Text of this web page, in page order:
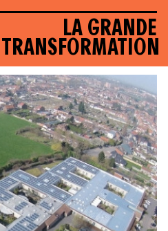
LA GRANDE
TRANSFORMATION